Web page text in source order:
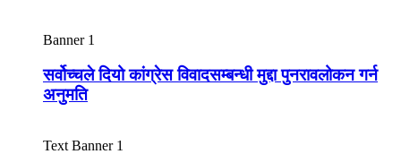
Banner 1
सर्वोच्चले दियो कांग्रेस विवादसम्बन्धी मुद्दा पुनरावलोकन गर्न
अनुमति
Text Banner 1